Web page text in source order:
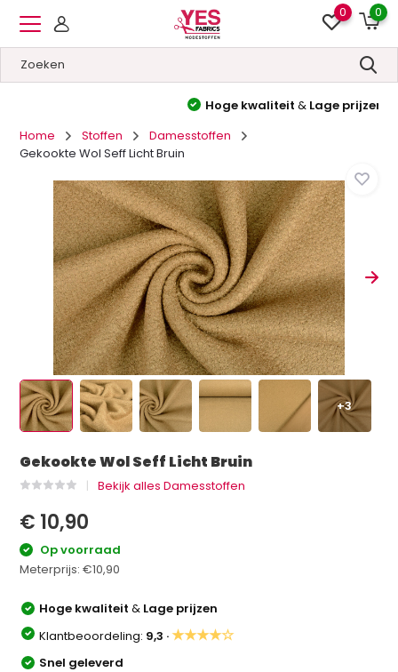
0 0
Hoge kwaliteit&Lage prijzen
Home
Stoffen
Damesstoffen
Gekookte Wol Seff Licht Bruin
+3
Gekookte Wol Seff Licht Bruin
Bekijk alles Damesstoffen
€ 10,90
Op voorraad
Meterprijs:€10,90
Hoge kwaliteit& Lage prijzen
Klantbeoordeling: 9,3 ·★★★★☆
Snel geleverd